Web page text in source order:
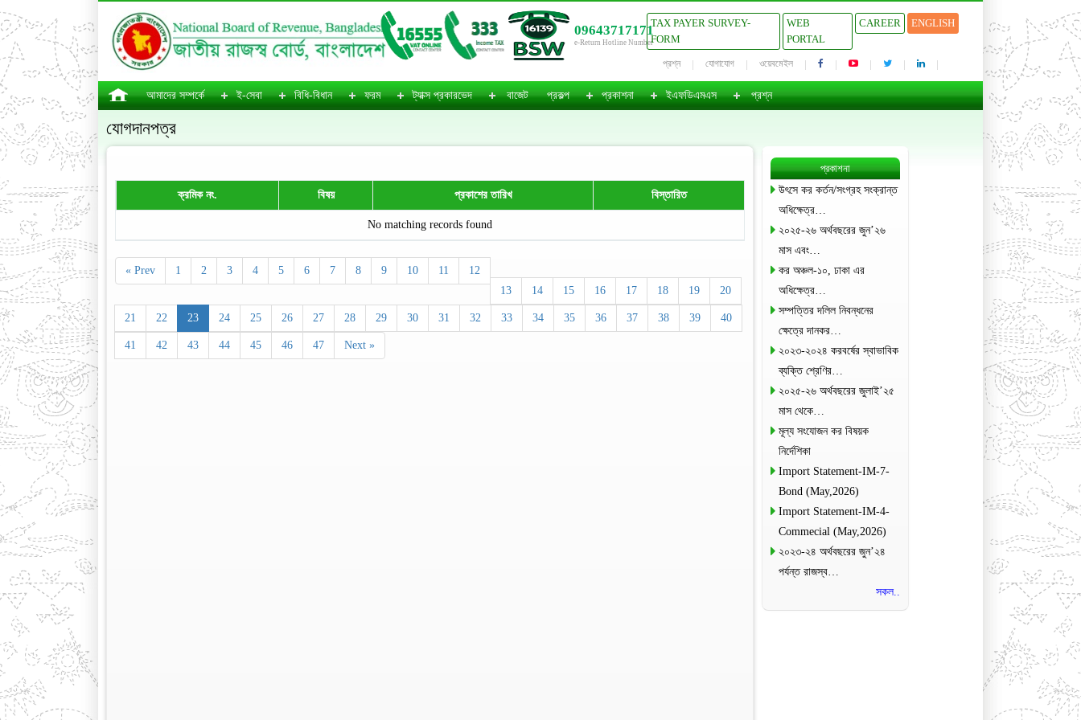
09643717171
e-Return Hotline Number
TAX PAYER SURVEY-
FORM
WEB
PORTAL
CAREER ENGLISH
প্রশ্ন যোগাযোগ ওয়েবমেইল
আমাদের সম্পর্কে ই-সেবা বিধি-বিধান ফরম ট্যাক্স প্রকারভেদ বাজেট প্রকল্প প্রকাশনা ইএফডিএমএস প্রশ্ন
যোগদানপত্র
ক্রমিক নং. বিষয় প্রকাশের তারিখ বিস্তারিত
No matching records found
« Prev 1 2 3 4 5 6 7 8 9 10 11
12
13
14 15 16 17 18 19 20
21 22 23 24 25 26 27 28 29 30 31 32 33 34 35 36 37 38 39 40
41 42 43 44 45 46 47 Next »
প্রকাশনা
উৎসে কর কর্তন/সংগ্রহ সংক্রান্ত
অধিক্ষেত্র…
২০২৫-২৬ অর্থবছরের জুন’২৬
মাস এবং…
কর অঞ্চল-১০, ঢাকা এর
অধিক্ষেত্র…
সম্পত্তির দলিল নিবন্ধনের
ক্ষেত্রে দানকর…
২০২৩-২০২৪ করবর্ষের স্বাভাবিক
ব্যক্তি শ্রেণির…
২০২৫-২৬ অর্থবছরের জুলাই’২৫
মাস থেকে…
মূল্য সংযোজন কর বিষয়ক
নির্দেশিকা
Import Statement-IM-7-
Bond (May,2026)
Import Statement-IM-4-
Commecial (May,2026)
২০২৩-২৪ অর্থবছরের জুন’২৪
পর্যন্ত রাজস্ব…
সকল..